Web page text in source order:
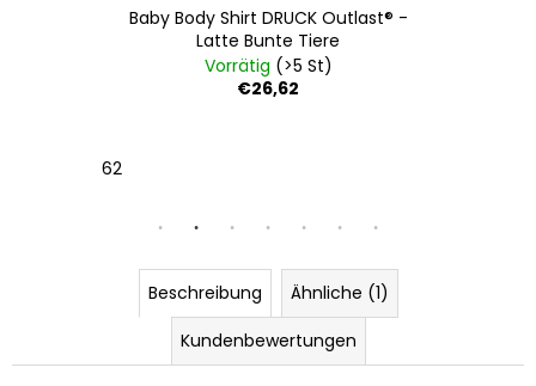
Baby Body Shirt DRUCK Outlast® -
Latte Bunte Tiere
Vorrätig (>5 St)
€26,62
62
Beschreibung
Ähnliche (1)
Kundenbewertungen